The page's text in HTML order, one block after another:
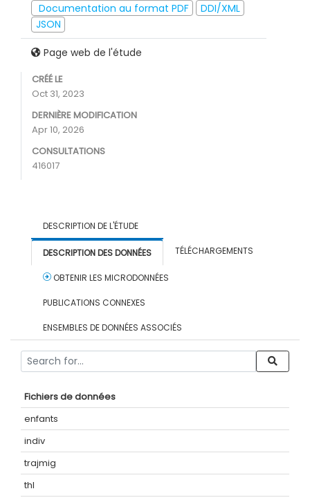
Documentation au format PDF
DDI/XML
JSON
Page web de l'étude
CRÉÉ LE
Oct 31, 2023
DERNIÈRE MODIFICATION
Apr 10, 2026
CONSULTATIONS
416017
DESCRIPTION DE L'ÉTUDE
DESCRIPTION DES DONNÉES TÉLÉCHARGEMENTS
OBTENIR LES MICRODONNÉES
PUBLICATIONS CONNEXES
ENSEMBLES DE DONNÉES ASSOCIÉS
Fichiers de données
enfants
indiv
trajmig
thl